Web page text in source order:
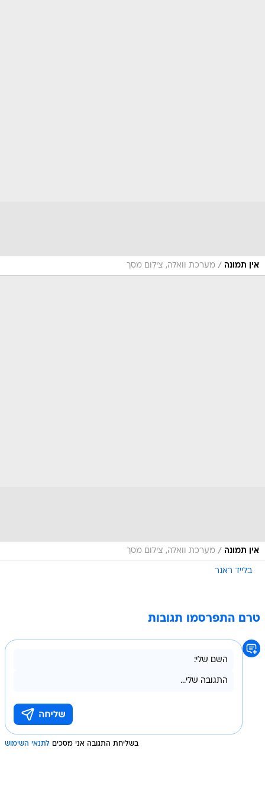
אין תמונה / מערכת וואלה, צילום מסך
אין תמונה / מערכת וואלה, צילום מסך
בלייד ראנר
טרם התפרסמו תגובות
בשליחת התגובה אני מסכים לתנאי השימוש